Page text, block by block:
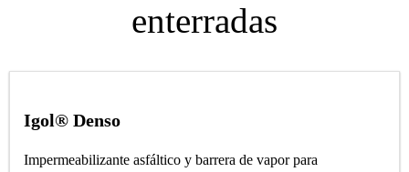
enterradas
Igol® Denso
Impermeabilizante asfáltico y barrera de vapor para